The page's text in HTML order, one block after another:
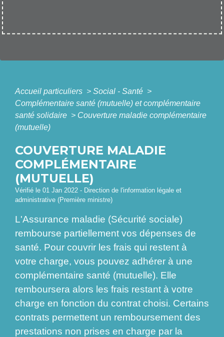
Accueil particuliers > Social - Santé >
Complémentaire santé (mutuelle) et complémentaire
santé solidaire > Couverture maladie complémentaire
(mutuelle)
COUVERTURE MALADIE
COMPLÉMENTAIRE
(MUTUELLE)
Vérifié le 01 Jan 2022 - Direction de l'information légale et
administrative (Première ministre)
L'Assurance maladie (Sécurité sociale)
rembourse partiellement vos dépenses de
santé. Pour couvrir les frais qui restent à
votre charge, vous pouvez adhérer à une
complémentaire santé (mutuelle). Elle
remboursera alors les frais restant à votre
charge en fonction du contrat choisi. Certains
contrats permettent un remboursement des
prestations non prises en charge par la